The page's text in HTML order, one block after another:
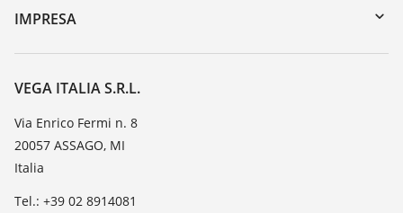
DTM Collection/PACTware
Seminari
TeamViewer
IMPRESA
VEGA, l'azienda
Contatto
Novità
Stampa
Blog
VEGA ITALIA S.R.L.
Via Enrico Fermi n. 8
20057 ASSAGO, MI
Italia
Tel.: +39 02 8914081